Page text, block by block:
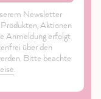
Newsletter
Aktionen
Anmeldung erfolgt
über den
Bitte beachte
.